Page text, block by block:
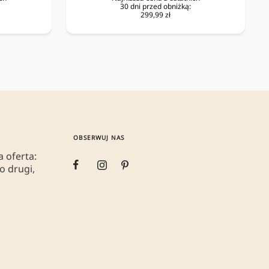
30 dni przed obniżką:
299,99 zł
oferta:
drugi,
OBSERWUJ NAS